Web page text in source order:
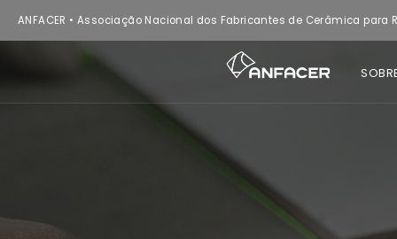
ANFACER • Associação Nacional dos Fabricantes de Cerâmica